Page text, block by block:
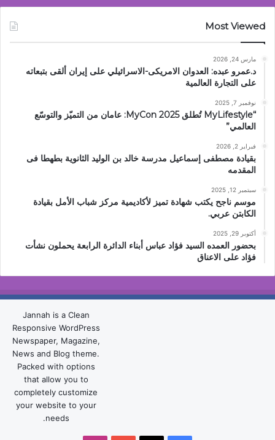
Most Viewed
مارس 24, 2026
د.عمرو عبده: العدوان الامريكى-الاسرائيلي على إيران ألقى بتبعاته
على التجارة العالمية
نوفمبر 7, 2025
“MyLifestyle تُطلق MyCon 2025: عامان من التميّز والتوسّع
العالمي”
فبراير 2, 2026
بقيادة مصطفى إسماعيل مدرسة خالد بن الوليد الثانوية بطهطا فى
المقدمه
سبتمبر 12, 2025
موسم ناجح يكتب شهادة تميز لأكاديمية مركز شباب الأمل بقيادة
الكابتن عربي.
أكتوبر 29, 2025
بحضور العمده السيد فؤاد عباس أبناء الدائرة الرابعة يحملون نشأت
فؤاد على الاعناق
Jannah is a Clean
Responsive WordPress
Newspaper, Magazine,
News and Blog theme.
Packed with options
that allow you to
completely customize
your website to your
needs.